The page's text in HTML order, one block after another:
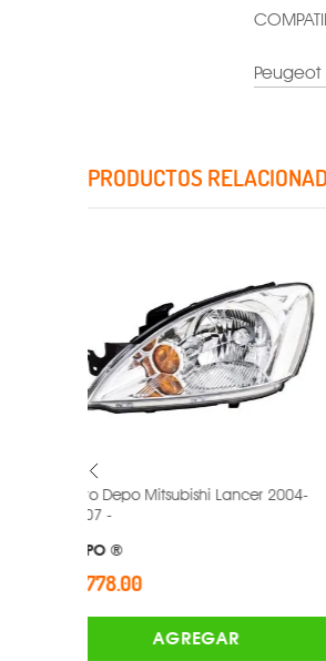
PRODUCTOS
Faro Depo Freightliner M2 2002-
2017 -
DEPO ®
$2,291.00
AGREGAR